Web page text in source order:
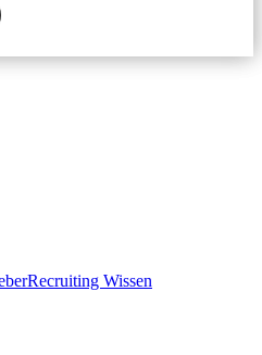
Recruiting Wissen